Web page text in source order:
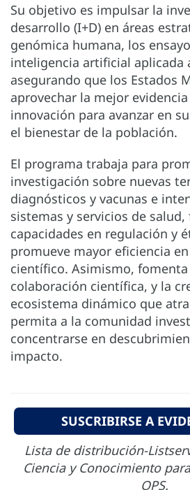
Su objetivo es impulsar la
desarrollo (I+D) en áreas
genómica humana, los
inteligencia artificial aplicada
asegurando que los Estados
aprovechar la mejor
innovación para avanzar en
el bienestar de la población.
El programa trabaja para
investigación sobre nuevas
diagnósticos y vacunas e
sistemas y servicios de
capacidades en regulación y
promueve mayor eficiencia
científico. Asimismo,
colaboración científica, y la
ecosistema dinámico que
permita a la comunidad
concentrarse en
impacto.
SUSCRIBIRSE A
Lista de distribución-
Ciencia y Conocimiento
OPS.